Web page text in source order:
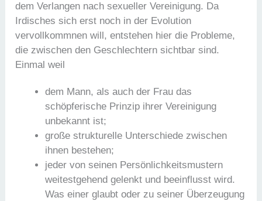
dem Verlangen nach sexueller Vereinigung. Da
Irdisches sich erst noch in der Evolution
vervollkommnen will, entstehen hier die Probleme,
die zwischen den Geschlechtern sichtbar sind.
Einmal weil
dem Mann, als auch der Frau das
schöpferische Prinzip ihrer Vereinigung
unbekannt ist;
große strukturelle Unterschiede zwischen
ihnen bestehen;
jeder von seinen Persönlichkeitsmustern
weitestgehend gelenkt und beeinflusst wird.
Was einer glaubt oder zu seiner Überzeugung